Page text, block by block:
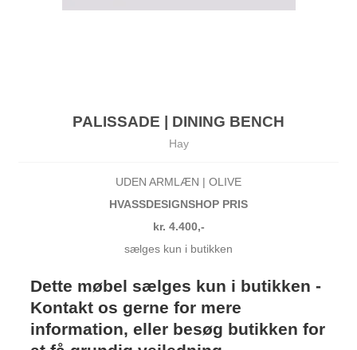
PALISSADE | DINING BENCH
Hay
UDEN ARMLÆN | OLIVE
HVASSDESIGNSHOP PRIS
kr. 4.400,-
sælges kun i butikken
Dette møbel sælges kun i butikken -
Kontakt os gerne for mere
information, eller besøg butikken for